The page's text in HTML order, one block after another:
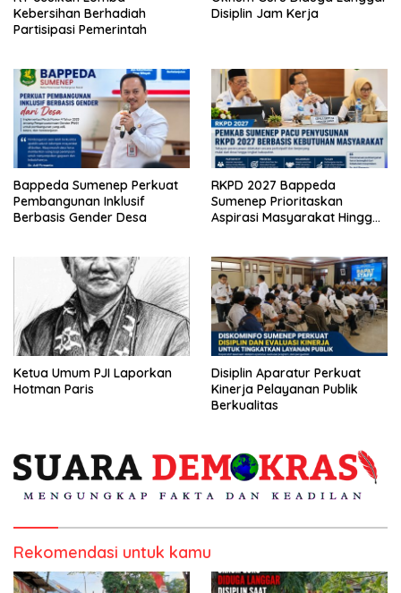
Kebersihan Berhadiah
Partisipasi Pemerintah
Disiplin Jam Kerja
Bappeda Sumenep Perkuat
Pembangunan Inklusif
Berbasis Gender Desa
RKPD 2027 Bappeda
Sumenep Prioritaskan
Aspirasi Masyarakat Hingga
Ketua Umum PJI Laporkan
Hotman Paris
Disiplin Aparatur Perkuat
Kinerja Pelayanan Publik
Berkualitas
Rekomendasi untuk kamu